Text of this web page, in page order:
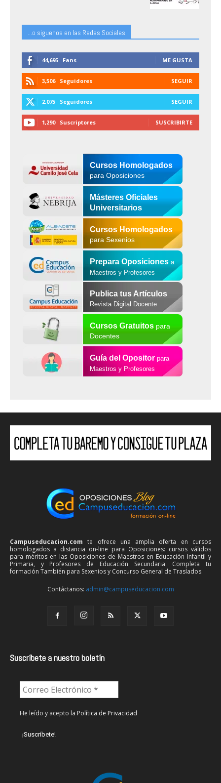
...o siguenos en las Redes Sociales
44,695 Fans ME GUSTA
3,506 Seguidores SEGUIR
2,075 Seguidores SEGUIR
1,290 Suscriptores SUSCRIBIRTE
Cursos Homologados
para Oposiciones
Másteres Oficiales
Universitarios
Cursos Homologados
para Sexenios
Prepara Oposiciones a
Maestros y Profesores
Publica tus Artículos
Revista Digital Docente
Cursos Gratuitospara
Docentes
Guía del Opositor para
Maestros y Profesores
Campuseducacion.com te ofrece una amplia oferta en cursos
homologados a distancia on-line para Oposiciones: cursos válidos
para méritos en las Oposiciones de Maestros en Educación Infantil y
Primaria, y Profesores de Educación Secundaria. Completa tu
formación También para Sexenios y Concurso General de Traslados.
Contáctanos: admin@campuseducacion.com
Suscríbete a nuestro boletín
He leído y acepto la Política de Privacidad